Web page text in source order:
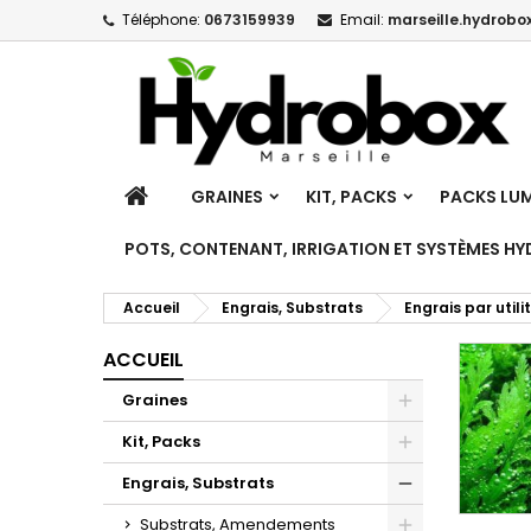
Téléphone: 0673159939 Email:
ACCUEILGRAINES KIT, PACKS PACKS
POTS, CONTENANT, IRRIGATION ET SYSTÈMES
Accueil Engrais, Substrats Engrais par
ACCUEIL
Graines
Toggle
Kit, Packs
Toggle
Engrais, Substrats
Toggle
Substrats, Amendements